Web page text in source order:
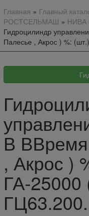
Главная » Главный
РОСТСЕЛЬМАШ » НИВА
Гидроцилиндр
Палесье , Акрос ) %: (шт.)
В
, Акрос )
ГА-25000